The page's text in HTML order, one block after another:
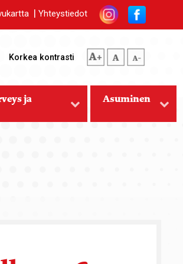
| Yhteystiedot
Korkea kontrastipienempi tekstikoko
normaali tekstikoko
suurempi tekstikoko
ja Asuminen